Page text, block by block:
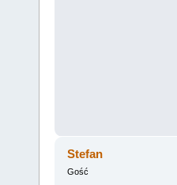
Stefan
Gość